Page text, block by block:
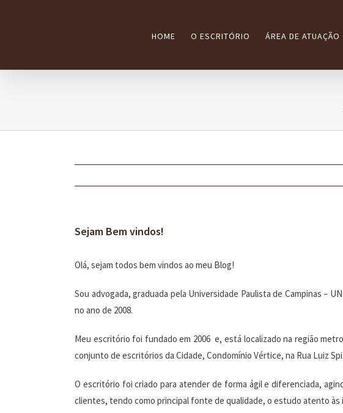
HOME O ESCRITÓRIO ÁREA DE ATUAÇÃO
Sejam Bem vindos!
Olá, sejam todos bem vindos ao meu Blog!
Sou advogada, graduada pela Universidade Paulista de Campinas –
no ano de 2008.
Meu escritório foi fundado em 2006 e, está localizado na região
conjunto de escritórios da Cidade, Condomínio Vértice, na Rua Luiz
O escritório foi criado para atender de forma ágil e diferenciada,
clientes, tendo como principal fonte de qualidade, o estudo atento